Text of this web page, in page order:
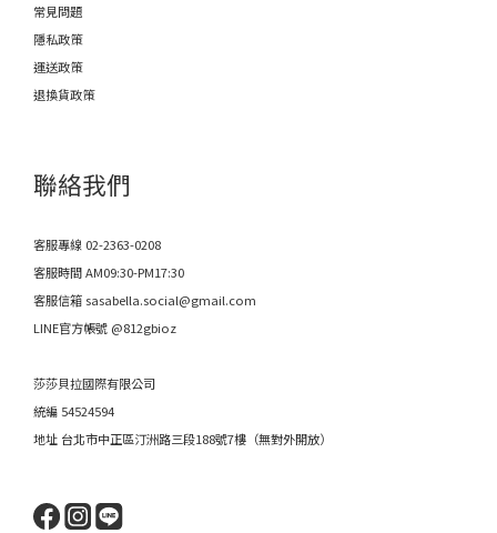
常見問題
隱私政策
運送政策
退換貨政策
聯絡我們
客服專線 02-2363-0208
客服時間 AM09:30-PM17:30
客服信箱 sasabella.social@gmail.com
LINE官方帳號 @812gbioz
莎莎貝拉國際有限公司
統編 54524594
地址 台北市中正區汀洲路三段188號7樓（無對外開放）